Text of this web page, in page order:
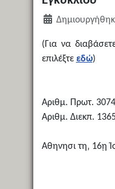
(Για να
επιλέξτε εδώ)
Αριθμ. Πρωτ. 3074
Αριθμ. Διεκπ.
Αθηνησι τη‚ 16ῃ